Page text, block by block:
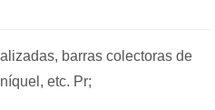
barras colectoras de
etc. Pr;